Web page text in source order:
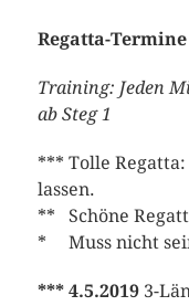
Regatta-Termine
Training: Jeden
ab Steg 1
*** Tolle
lassen.
** Schöne
* Muss nicht
*** 4.5.2019 3-